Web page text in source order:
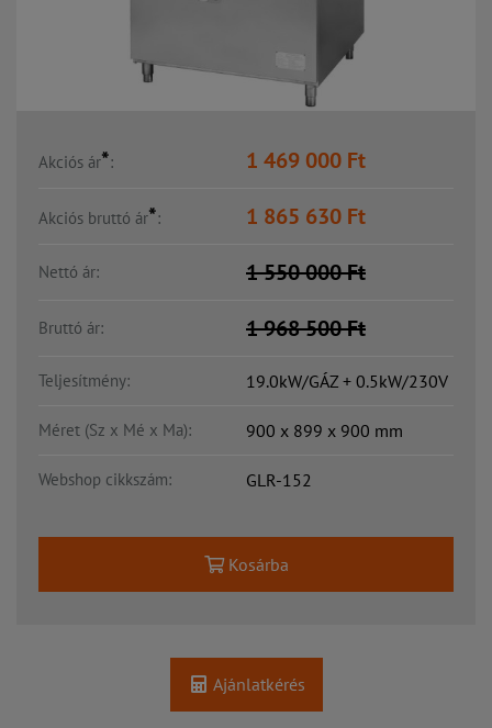
Akciós ár*: 1 469 000 Ft
Akciós bruttó ár*: 1 865 630 Ft
Nettó ár: 1 550 000Ft
Bruttó ár: 1 968 500Ft
Teljesítmény: 19.0kW/GÁZ + 0.5kW/230V
Méret (Sz x Mé x Ma): 900 x 899 x 900 mm
Webshop cikkszám: GLR-152
Kosárba
Ajánlatkérés